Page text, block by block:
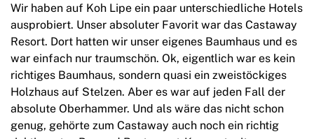
Wir haben auf Koh Lipe ein paar unterschiedliche Hotels
ausprobiert. Unser absoluter Favorit war das Castaway
Resort. Dort hatten wir unser eigenes Baumhaus und es
war einfach nur traumschön. Ok, eigentlich war es kein
richtiges Baumhaus, sondern quasi ein zweistöckiges
Holzhaus auf Stelzen. Aber es war auf jeden Fall der
absolute Oberhammer. Und als wäre das nicht schon
genug, gehörte zum Castaway auch noch ein richtig